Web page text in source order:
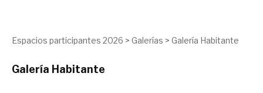
Espacios participantes 2026 > Galerías > Galería Habitante
Galería Habitante